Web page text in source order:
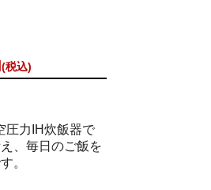
(税込)
圧力IH炊飯器で
、毎日のご飯を
。